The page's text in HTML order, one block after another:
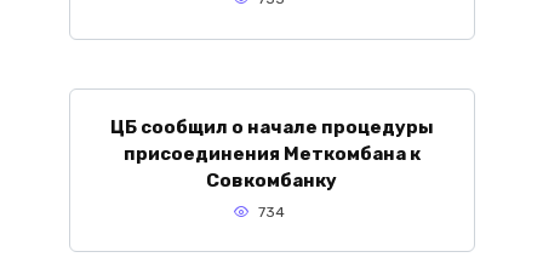
ЦБ сообщил о начале процедуры
присоединения Меткомбана к
Совкомбанку
734